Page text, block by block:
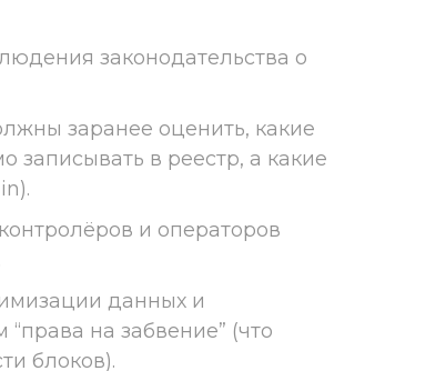
законодательства о
заранее оценить, какие
записывать в реестр, а какие
и операторов
данных и
на забвение” (что
блоков).